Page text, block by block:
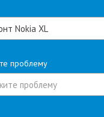
Nokia XL
проблему
проблему